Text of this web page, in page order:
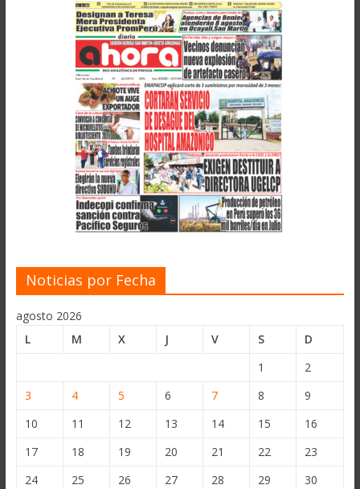
Noticias por Fecha
agosto 2026
L
M X J V S
D
1
2
3
4 5 6 7 8
9
10
11 12 13 14 15
16
17
18 19 20 21 22
23
24
25 26 27 28 29
30